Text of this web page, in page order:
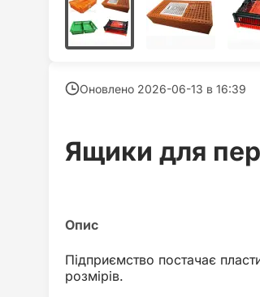
Оновлено 2026-06-13 в 16:39
Ящики для
Підприємство постачає
розмірів.